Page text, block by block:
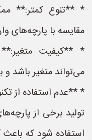
* **تنوع کمتر:**
مقایسه با پارچه‌های
* **کیفیت
می‌تواند متغیر باشد و
* **عدم استفاده از
تولید برخی از
استفاده شود که